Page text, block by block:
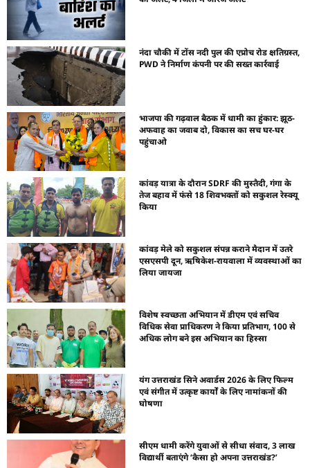
नंदा चौकी में टोंस नदी पुल की एप्रोच रोड क्षतिग्रस्त,
PWD ने निर्माण कंपनी पर की सख्त कार्रवाई
भाजपा की गढ़वाल बैठक में धामी का हुंकार: झूठ-
अफवाह का जवाब दो, विकास का सच घर-घर
पहुंचाओ
कांवड़ यात्रा के दौरान SDRF की मुस्तैदी, गंगा के
तेज बहाव में फंसे 18 शिवभक्तों को सकुशल रेस्क्यू
किया
कांवड़ मेले को सकुशल संपन्न कराने मैदान में उतरे
एसएसपी दून, ऋषिकेश-रायवाला में व्यवस्थाओं का
लिया जायजा
विशेष स्वच्छता अभियान में डीएम एवं सचिव
विधिक सेवा प्राधिकरण ने किया प्रतिभाग, 100 से
अधिक लोग बने इस अभियान का हिस्सा
यंग उत्तराखंड सिने अवार्डस 2026 के लिए फिल्म
एवं संगीत में उत्कृष्ट कार्यों के लिए नामांकनों की
घोषणा
सीएम धामी करेंगे युवाओं से सीधा संवाद, 3 लाख
विद्यार्थी बताएंगे ‘कैसा हो अपना उत्तराखंड?’